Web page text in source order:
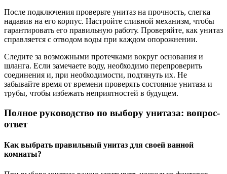
После подключения проверьте унитаз на прочность, слегка
надавив на его корпус. Настройте сливной механизм, чтобы
гарантировать его правильную работу. Проверяйте, как унитаз
справляется с отводом воды при каждом опорожнении.
Следите за возможными протечками вокруг основания и
шланга. Если замечаете воду, необходимо перепроверить
соединения и, при необходимости, подтянуть их. Не
забывайте время от времени проверять состояние унитаза и
трубы, чтобы избежать неприятностей в будущем.
Полное руководство по выбору унитаза: вопрос-
ответ
Как выбрать правильный унитаз для своей ванной
комнаты?